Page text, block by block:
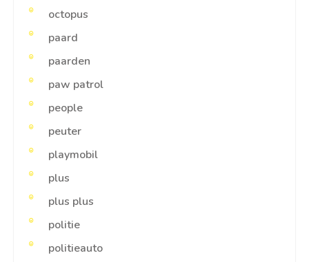
octopus
paard
paarden
paw patrol
people
peuter
playmobil
plus
plus plus
politie
politieauto